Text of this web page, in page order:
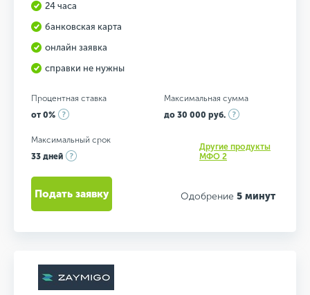
24 часа
банковская карта
онлайн заявка
справки не нужны
Процентная ставка
от 0%
Максимальная сумма
до 30 000 руб.
Максимальный срок
33 дней
Другие продукты
МФО 2
Одобрение 5 минут
Подать заявку